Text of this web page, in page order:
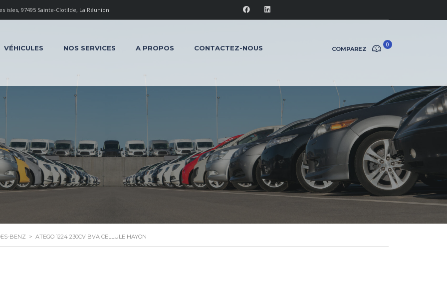
isles, 97495 Sainte-Clotilde, La Réunion
COMPAREZ
0
VÉHICULES NOS SERVICES A PROPOS CONTACTEZ-NOUS
BENZ > ATEGO 1224 230CV BVA CELLULE HAYON